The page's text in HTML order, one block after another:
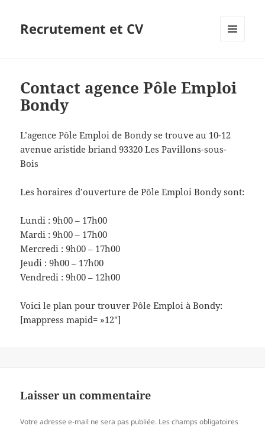
Recrutement et CV
Contact agence Pôle Emploi
Bondy
L’agence Pôle Emploi de Bondy se trouve au 10-12
avenue aristide briand 93320 Les Pavillons-sous-
Bois
Les horaires d’ouverture de Pôle Emploi Bondy sont:
Lundi : 9h00 – 17h00
Mardi : 9h00 – 17h00
Mercredi : 9h00 – 17h00
Jeudi : 9h00 – 17h00
Vendredi : 9h00 – 12h00
Voici le plan pour trouver Pôle Emploi à Bondy:
[mappress mapid= »12″]
Laisser un commentaire
Votre adresse e-mail ne sera pas publiée. Les champs obligatoires